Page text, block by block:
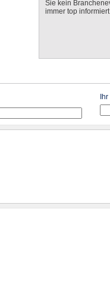
Sie kein
immer top
Ihr